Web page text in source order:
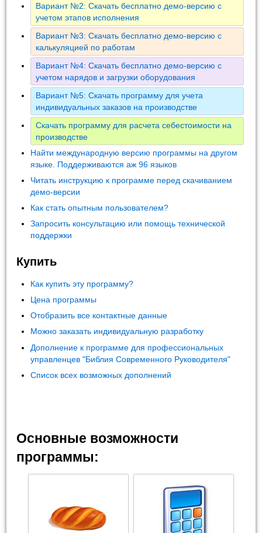
Вариант №2: Скачать бесплатно демо-версию с
учетом этапов исполнения
Вариант №3: Скачать бесплатно демо-версию с
калькуляцией по работам
Вариант №4: Скачать бесплатно демо-версию с
учетом нарядов и загрузки оборудования
Вариант №5: Скачать программу для учета
индивидуальных заказов на производстве
Скачать программу для расчета себестоимости на
производстве
Найти международную версию программы на другом
языке. Поддерживаются аж 96 языков
Читать инструкцию к программе перед скачиванием
демо-версии
Как стать опытным пользователем?
Запросить консультацию или помощь технической
поддержки
Купить
Как купить эту программу?
Цена программы
Отобразить все контактные данные
Можно заказать индивидуальную разработку
Дополнение к программе для профессиональных
управленцев "Библия Современного Руководителя"
Список всех возможных дополнений
Основные возможности
программы: